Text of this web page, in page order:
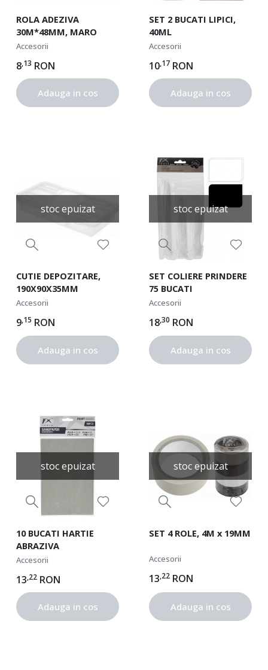
ROLA ADEZIVA
30M*48MM, MARO
Accesorii
8,13 RON
Adauga in cos
SET 2 BUCATI LIPICI,
40ML
Accesorii
10,17 RON
Adauga in cos
stoc epuizat
CUTIE DEPOZITARE,
190X90X35MM
Accesorii
9,15 RON
Adauga in cos
stoc epuizat
SET COLIERE PRINDERE
75 BUCATI
Accesorii
18,30 RON
Adauga in cos
stoc epuizat
10 BUCATI HARTIE
ABRAZIVA
Accesorii
13,22 RON
Adauga in cos
stoc epuizat
SET 4 ROLE, 4M x 19MM
Accesorii
13,22 RON
Adauga in cos